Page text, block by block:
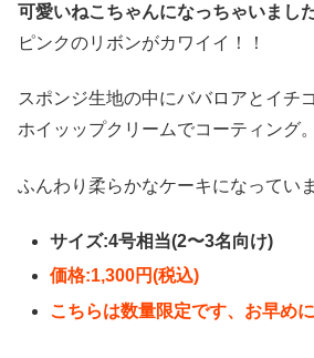
可愛いねこちゃんになっちゃいまし
ピンクのリボンがカワイイ！！
スポンジ生地の中にババロアとイチ
ホイッップクリームでコーティング。
ふんわり柔らかなケーキになっていま
サイズ:4号相当(2〜3名向け)
価格:1,300円(税込)
こちらは数量限定です、お早めに